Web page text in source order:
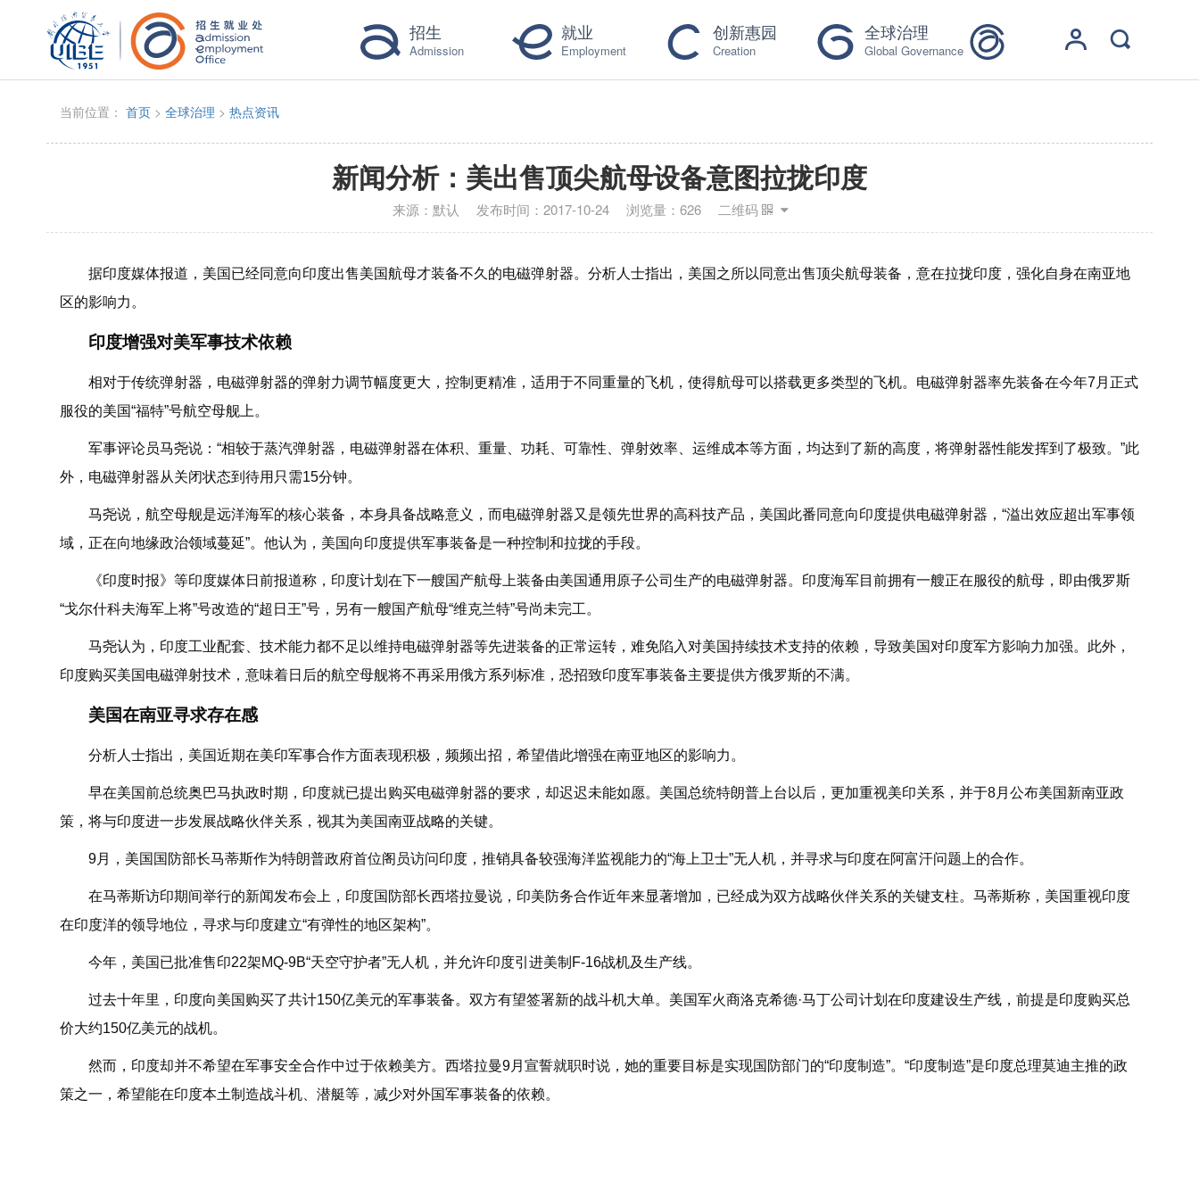
招生
Admission
就业
Employment
创新惠园
Creation
全球治理
Global Governance
当前位置： 首页 > 全球治理 > 热点资讯
新闻分析：美出售顶尖航母设备意图拉拢印度
来源： 默认 发布时间： 2017-10-24 浏览量： 626 二维码
据印度媒体报道，美国已经同意向印度出售美国航母才装备不久的电磁弹射器。分析人士指出，美国之所以同意出售顶尖航母装备，意在拉拢印度，强化自身在南亚地
区的影响力。
印度增强对美军事技术依赖
相对于传统弹射器，电磁弹射器的弹射力调节幅度更大，控制更精准，适用于不同重量的飞机，使得航母可以搭载更多类型的飞机。电磁弹射器率先装备在今年7月正式
服役的美国“福特”号航空母舰上。
军事评论员马尧说：“相较于蒸汽弹射器，电磁弹射器在体积、重量、功耗、可靠性、弹射效率、运维成本等方面，均达到了新的高度，将弹射器性能发挥到了极致。”此
外，电磁弹射器从关闭状态到待用只需15分钟。
马尧说，航空母舰是远洋海军的核心装备，本身具备战略意义，而电磁弹射器又是领先世界的高科技产品，美国此番同意向印度提供电磁弹射器，“溢出效应超出军事领
域，正在向地缘政治领域蔓延”。他认为，美国向印度提供军事装备是一种控制和拉拢的手段。
《印度时报》等印度媒体日前报道称，印度计划在下一艘国产航母上装备由美国通用原子公司生产的电磁弹射器。印度海军目前拥有一艘正在服役的航母，即由俄罗斯
“戈尔什科夫海军上将”号改造的“超日王”号，另有一艘国产航母“维克兰特”号尚未完工。
马尧认为，印度工业配套、技术能力都不足以维持电磁弹射器等先进装备的正常运转，难免陷入对美国持续技术支持的依赖，导致美国对印度军方影响力加强。此外，
印度购买美国电磁弹射技术，意味着日后的航空母舰将不再采用俄方系列标准，恐招致印度军事装备主要提供方俄罗斯的不满。
美国在南亚寻求存在感
分析人士指出，美国近期在美印军事合作方面表现积极，频频出招，希望借此增强在南亚地区的影响力。
早在美国前总统奥巴马执政时期，印度就已提出购买电磁弹射器的要求，却迟迟未能如愿。美国总统特朗普上台以后，更加重视美印关系，并于8月公布美国新南亚政
策，将与印度进一步发展战略伙伴关系，视其为美国南亚战略的关键。
9月，美国国防部长马蒂斯作为特朗普政府首位阁员访问印度，推销具备较强海洋监视能力的“海上卫士”无人机，并寻求与印度在阿富汗问题上的合作。
在马蒂斯访印期间举行的新闻发布会上，印度国防部长西塔拉曼说，印美防务合作近年来显著增加，已经成为双方战略伙伴关系的关键支柱。马蒂斯称，美国重视印度
在印度洋的领导地位，寻求与印度建立“有弹性的地区架构”。
今年，美国已批准售印22架MQ-9B“天空守护者”无人机，并允许印度引进美制F-16战机及生产线。
过去十年里，印度向美国购买了共计150亿美元的军事装备。双方有望签署新的战斗机大单。美国军火商洛克希德·马丁公司计划在印度建设生产线，前提是印度购买总
价大约150亿美元的战机。
然而，印度却并不希望在军事安全合作中过于依赖美方。西塔拉曼9月宣誓就职时说，她的重要目标是实现国防部门的“印度制造”。“印度制造”是印度总理莫迪主推的政
策之一，希望能在印度本土制造战斗机、潜艇等，减少对外国军事装备的依赖。